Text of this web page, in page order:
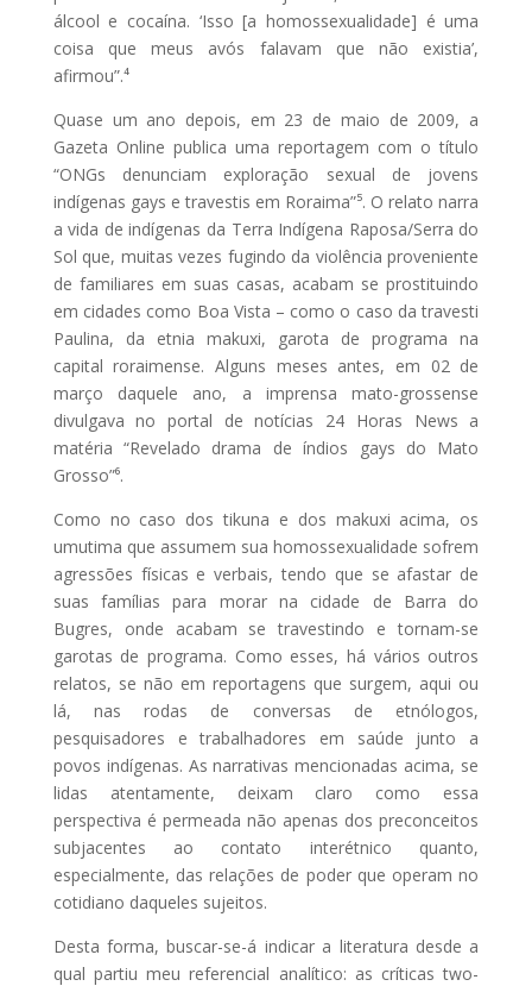
álcool e cocaína. ‘Isso [a homossexualidade] é uma
coisa que meus avós falavam que não existia’,
afirmou”.⁴
Quase um ano depois, em 23 de maio de 2009, a
Gazeta Online publica uma reportagem com o título
“ONGs denunciam exploração sexual de jovens
indígenas gays e travestis em Roraima”⁵. O relato narra
a vida de indígenas da Terra Indígena Raposa/Serra do
Sol que, muitas vezes fugindo da violência proveniente
de familiares em suas casas, acabam se prostituindo
em cidades como Boa Vista – como o caso da travesti
Paulina, da etnia makuxi, garota de programa na
capital roraimense. Alguns meses antes, em 02 de
março daquele ano, a imprensa mato-grossense
divulgava no portal de notícias 24 Horas News a
matéria “Revelado drama de índios gays do Mato
Grosso”⁶.
Como no caso dos tikuna e dos makuxi acima, os
umutima que assumem sua homossexualidade sofrem
agressões físicas e verbais, tendo que se afastar de
suas famílias para morar na cidade de Barra do
Bugres, onde acabam se travestindo e tornam-se
garotas de programa. Como esses, há vários outros
relatos, se não em reportagens que surgem, aqui ou
lá, nas rodas de conversas de etnólogos,
pesquisadores e trabalhadores em saúde junto a
povos indígenas. As narrativas mencionadas acima, se
lidas atentamente, deixam claro como essa
perspectiva é permeada não apenas dos preconceitos
subjacentes ao contato interétnico quanto,
especialmente, das relações de poder que operam no
cotidiano daqueles sujeitos.
Desta forma, buscar-se-á indicar a literatura desde a
qual partiu meu referencial analítico: as críticas two-